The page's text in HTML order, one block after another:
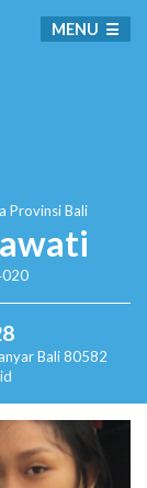
Provinsi Bali
Bali 80582
MENU